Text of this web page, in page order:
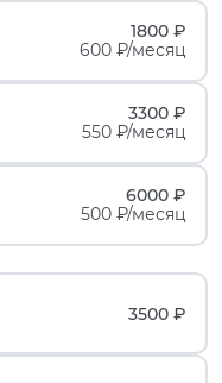
1800 ₽
600 ₽/месяц
3300 ₽
550 ₽/месяц
6000 ₽
500 ₽/месяц
3500 ₽